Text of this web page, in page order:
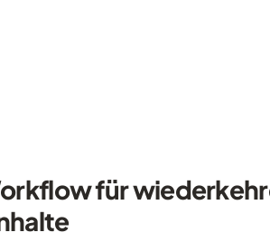
für